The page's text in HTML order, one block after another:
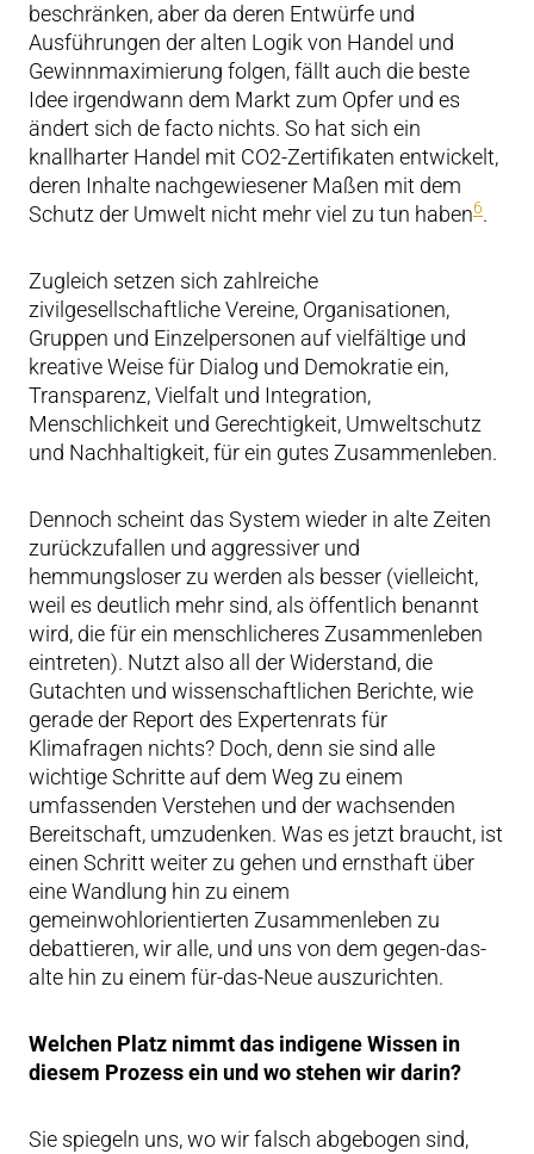
beschränken, aber da deren Entwürfe und
Ausführungen der alten Logik von Handel und
Gewinnmaximierung folgen, fällt auch die beste
Idee irgendwann dem Markt zum Opfer und es
ändert sich de facto nichts. So hat sich ein
knallharter Handel mit CO2-Zertifikaten entwickelt,
deren Inhalte nachgewiesener Maßen mit dem
Schutz der Umwelt nicht mehr viel zu tun haben6.
Zugleich setzen sich zahlreiche
zivilgesellschaftliche Vereine, Organisationen,
Gruppen und Einzelpersonen auf vielfältige und
kreative Weise für Dialog und Demokratie ein,
Transparenz, Vielfalt und Integration,
Menschlichkeit und Gerechtigkeit, Umweltschutz
und Nachhaltigkeit, für ein gutes Zusammenleben.
Dennoch scheint das System wieder in alte Zeiten
zurückzufallen und aggressiver und
hemmungsloser zu werden als besser (vielleicht,
weil es deutlich mehr sind, als öffentlich benannt
wird, die für ein menschlicheres Zusammenleben
eintreten). Nutzt also all der Widerstand, die
Gutachten und wissenschaftlichen Berichte, wie
gerade der Report des Expertenrats für
Klimafragen nichts? Doch, denn sie sind alle
wichtige Schritte auf dem Weg zu einem
umfassenden Verstehen und der wachsenden
Bereitschaft, umzudenken. Was es jetzt braucht, ist
einen Schritt weiter zu gehen und ernsthaft über
eine Wandlung hin zu einem
gemeinwohlorientierten Zusammenleben zu
debattieren, wir alle, und uns von dem gegen-das-
alte hin zu einem für-das-Neue auszurichten.
Welchen Platz nimmt das indigene Wissen in
diesem Prozess ein und wo stehen wir darin?
Sie spiegeln uns, wo wir falsch abgebogen sind,